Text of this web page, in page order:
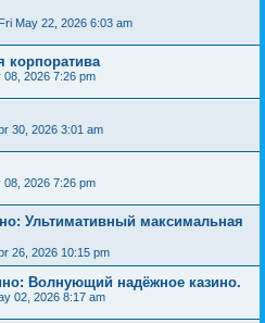
Fri May 22, 2026 6:03 am
корпоратива
08, 2026 7:26 pm
30, 2026 3:01 am
08, 2026 7:26 pm
Ультимативный максимальная
26, 2026 10:15 pm
Волнующий надёжное казино.
02, 2026 8:17 am